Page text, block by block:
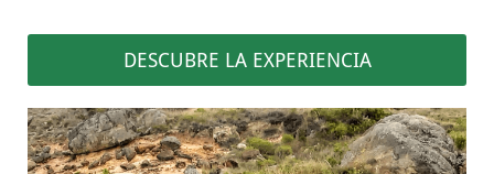
DESCUBRE LA EXPERIENCIA